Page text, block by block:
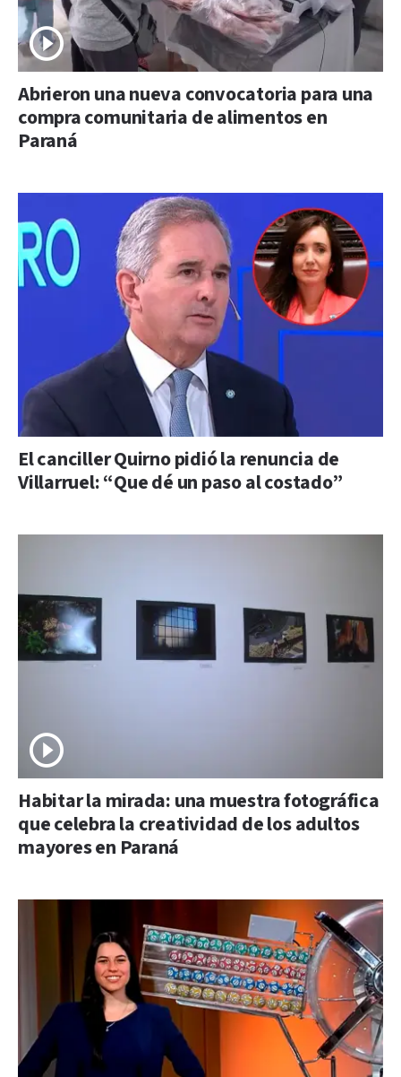
Abrieron una nueva convocatoria para una
compra comunitaria de alimentos en
Paraná
El canciller Quirno pidió la renuncia de
Villarruel: “Que dé un paso al costado”
Habitar la mirada: una muestra fotográfica
que celebra la creatividad de los adultos
mayores en Paraná